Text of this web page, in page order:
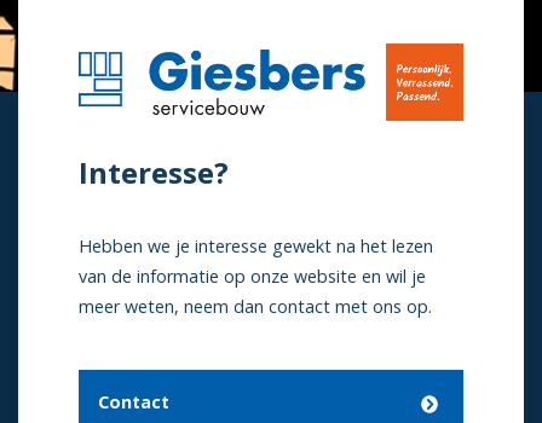
Interesse?
Hebben we je interesse gewekt na het lezen
van de informatie op onze website en wil je
meer weten, neem dan contact met ons op.
Contact